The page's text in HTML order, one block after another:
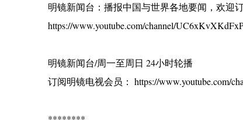
明镜新闻台：播报中国与世界各地要闻，欢迎
https://www.youtube.com/channel/
明镜新闻台/周一至周日 24小时轮播
订阅明镜电视会员： https://www.youtube.com/